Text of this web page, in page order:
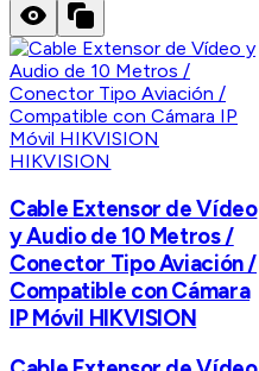
HIKVISION
Cable Extensor de Vídeo
y Audio de 10 Metros /
Conector Tipo Aviación /
Compatible con Cámara
IP Móvil HIKVISION